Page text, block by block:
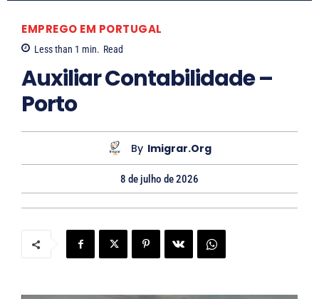
EMPREGO EM PORTUGAL
Less than 1 min. Read
Auxiliar Contabilidade –
Porto
By Imigrar.org
8 de julho de 2026
e